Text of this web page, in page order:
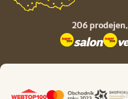
206 prodejen,